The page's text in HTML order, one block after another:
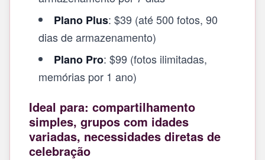
Plano Plus: $39 (até 500 fotos, 90
dias de armazenamento)
Plano Pro: $99 (fotos ilimitadas,
memórias por 1 ano)
Ideal para: compartilhamento
simples, grupos com idades
variadas, necessidades diretas de
celebração